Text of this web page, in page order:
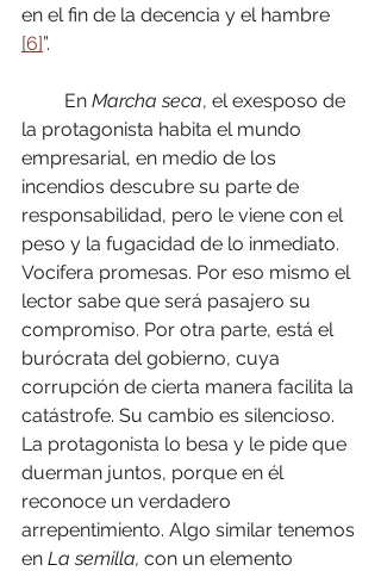
en el fin de la decencia y el hambre
[6]”.
En Marcha seca, el exesposo de
la protagonista habita el mundo
empresarial, en medio de los
incendios descubre su parte de
responsabilidad, pero le viene con el
peso y la fugacidad de lo inmediato.
Vocifera promesas. Por eso mismo el
lector sabe que será pasajero su
compromiso. Por otra parte, está el
burócrata del gobierno, cuya
corrupción de cierta manera facilita la
catástrofe. Su cambio es silencioso.
La protagonista lo besa y le pide que
duerman juntos, porque en él
reconoce un verdadero
arrepentimiento. Algo similar tenemos
en La semilla, con un elemento